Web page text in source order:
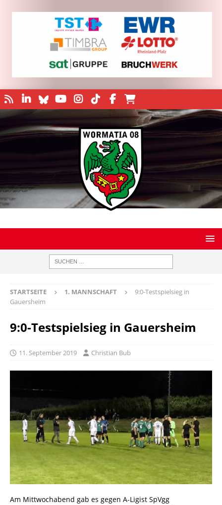
STARTSEITE 1. MANNSCHAFT
9:0-Testspielsieg in
Gauersheim
9:0-Testspielsieg in Gauersheim
11. September 2019 Christian Bub
Am Mittwochabend gab es gegen A-Ligist SpVgg